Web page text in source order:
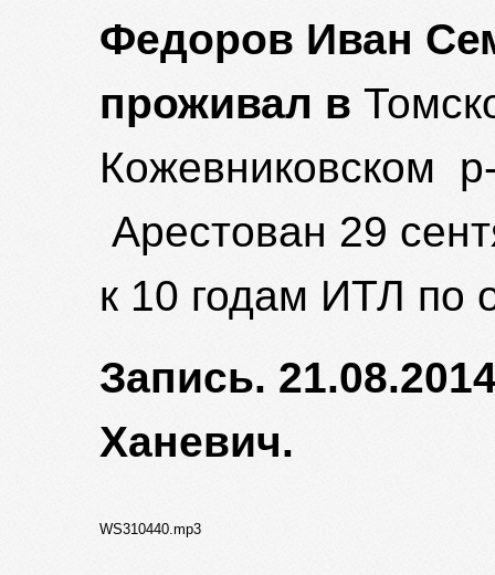
Федоров Иван
проживал в
Кожевниковском
Арестован 29
к 10 годам ИТЛ по
Запись.
Ханевич.
WS310440.mp3